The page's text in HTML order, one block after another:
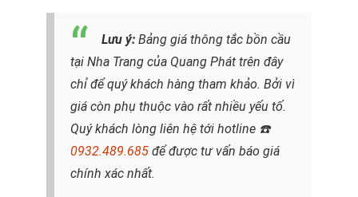
Lưu ý: Bảng giá thông tắc bồn cầu
tại Nha Trang của Quang Phát trên đây
chỉ để quý khách hàng tham khảo. Bởi vì
giá còn phụ thuộc vào rất nhiều yếu tố.
Quý khách lòng liên hệ tới hotline ☎️
0932.489.685 để được tư vấn báo giá
chính xác nhất.